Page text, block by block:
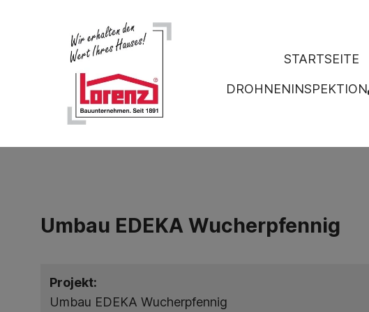
STARTSEITE
DROHNENINSPEKTION
Umbau EDEKA Wucherpfennig
Projekt:
Umbau EDEKA Wucherpfennig